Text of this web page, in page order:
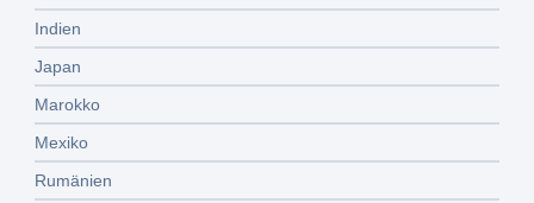
Indien
Japan
Marokko
Mexiko
Rumänien